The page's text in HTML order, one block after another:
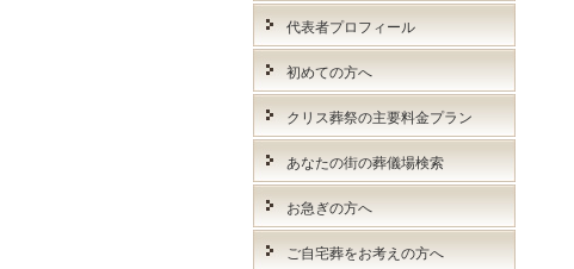
代表者プロフィール
初めての方へ
クリス葬祭の主要料金プラン
あなたの街の葬儀場検索
お急ぎの方へ
ご自宅葬をお考えの方へ